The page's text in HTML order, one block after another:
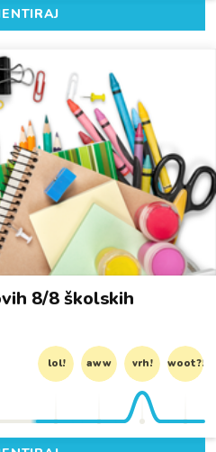
8/8 školskih
lol! aww vrh! woot?!